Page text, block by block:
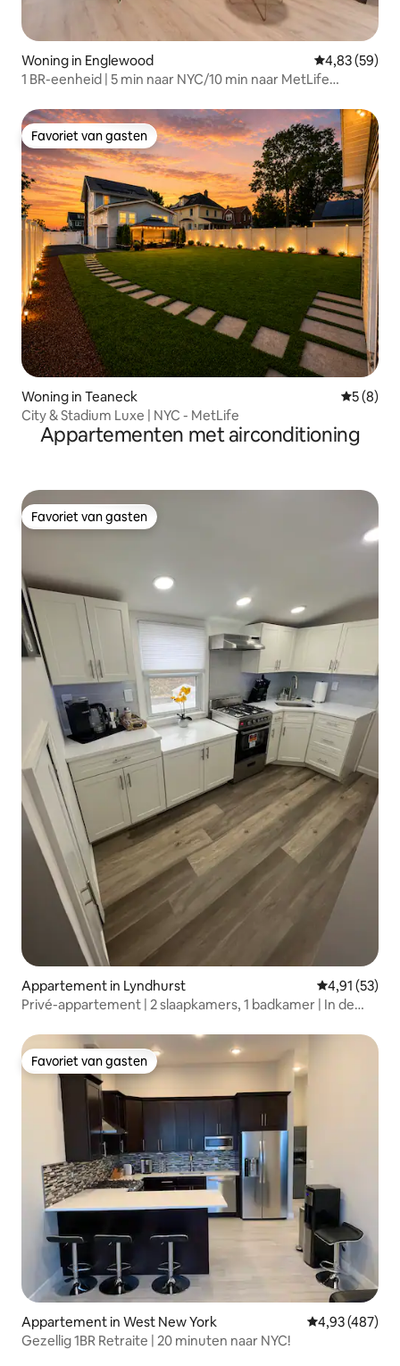
Woning in Englewood Gemiddelde
4,83 (59)
1 BR-eenheid | 5 min naar NYC/10 min naar MetLife
Favoriet van gasten
Favoriet van gasten
Woning in Teaneck
5 (8)
City & Stadium Luxe | NYC - MetLife
Appartementen met airconditioning
Favoriet van gasten
Favoriet van gasten
Appartement in Lyndhurst Gemiddelde
4,91 (53)
Privé-appartement | 2 slaapkamers, 1 badkamer | In de
Favoriet van gasten
Favoriet van gasten
Appartement in West New York Gemiddelde
4,93 (487)
Gezellig 1BR Retraite | 20 minuten naar NYC!